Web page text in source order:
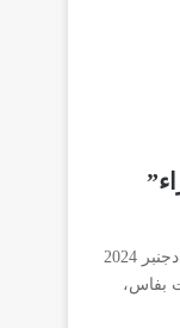
ينظم منتدى الزهراء للمرأة المغربية يوم الجمعة 20 دجنبر 2024
بفاس،